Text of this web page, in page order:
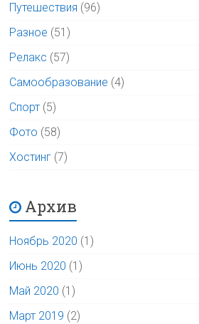
Путешествия (96)
Разное (51)
Релакс (57)
Самообразование (4)
Спорт (5)
Фото (58)
Хостинг (7)
Архив
Ноябрь 2020 (1)
Июнь 2020 (1)
Май 2020 (1)
Март 2019 (2)